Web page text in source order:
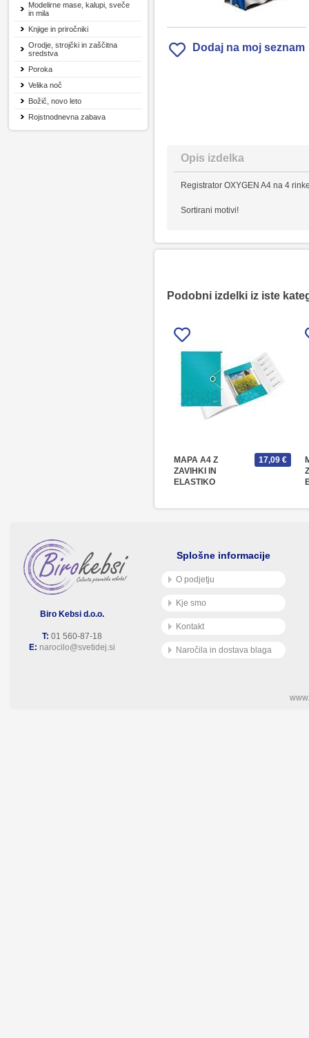
Modelirne mase, kalupi, sveče
in mila
Knjige in priročniki
Orodje, strojčki in zaščitna
sredstva
Poroka
Velika noč
Božič, novo leto
Rojstnodnevna zabava
Dodaj na moj seznam
Opis izdelka
Registrator OXYGEN A4 na 4
Sortirani motivi!
Podobni izdelki iz iste
MAPA A4 Z
ZAVIHKI IN
ELASTIKO
17,09 €
Biro Kebsi d.o.o.
T: 01 560-87-18
E: narocilo@svetidej.si
Splošne informacije
O podjetju
Kje smo
Kontakt
Naročila in dostava blaga